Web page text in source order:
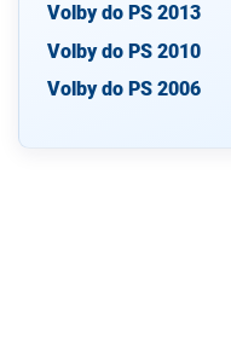
Volby do PS 2013
Volby do PS 2010
Volby do PS 2006